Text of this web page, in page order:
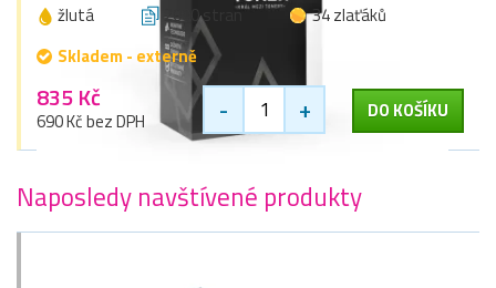
žlutá 2000 stran
34 zlaťáků
Skladem - externě
835 Kč
690 Kč bez DPH - + DO KOŠÍKU
Naposledy navštívené produkty